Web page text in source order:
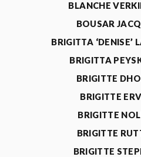
BLANCHE
BOUSAR
BRIGITTA ‘DENISE’
BRIGITTA
BRIGITTE
BRIGITTE
BRIGITTE
BRIGITTE
BRIGITTE